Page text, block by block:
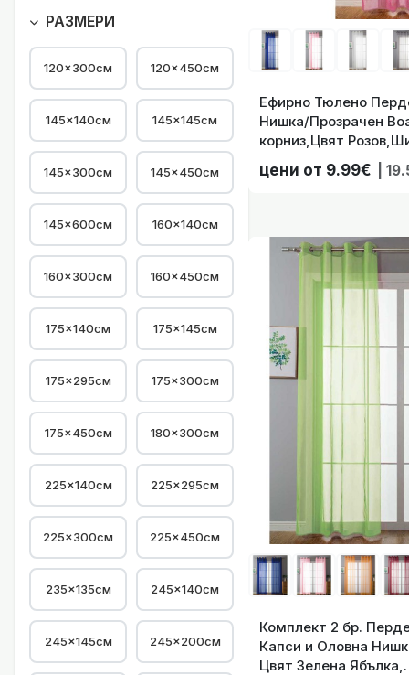
РАЗМЕРИ
120×300см 120×450см
145×140см 145×145см
145×300см 145×450см
145×600см 160×140см
160×300см 160×450см
175×140см 175×145см
175×295см 175×300см
175×450см 180×300см
225×140см 225×295см
225×300см 225×450см
235×135см 245×140см
245×145см 245×200см
Ефирно Тюлено
Нишка/Прозрачен
корниз,Цвят
(145,175,225,245
025
цени от 9.99€ |
Комплект 2 бр. Пердета-Тюл с Халки-
Капси и Оловна
Цвят Зелена Ябълка,
Ефирно
Комплект 2 бр.